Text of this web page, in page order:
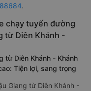
.
chạy tuyến đường
từ Diên Khánh -
từ Diên Khánh - Khánh
Tiện lợi, sang trọng
Giang từ Diên Khánh -